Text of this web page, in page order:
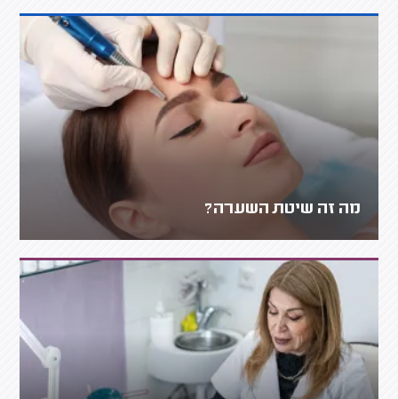
מה זה שיטת השערה?